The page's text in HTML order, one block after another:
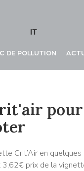
IT
DE POLLUTION
pour
Crit’Air en
prix de la